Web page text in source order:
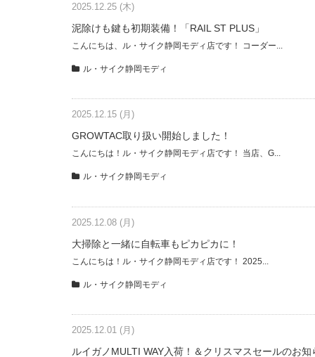
2025.12.25 (木)
泥除けも鍵も初期装備！「RAIL ST PLUS」
こんにちは、ル・サイク静岡モディ店です！ コーダー...
ル・サイク静岡モディ
2025.12.15 (月)
GROWTAC取り扱い開始しました！
こんにちは！ル・サイク静岡モディ店です！ 当店、G...
ル・サイク静岡モディ
2025.12.08 (月)
大掃除と一緒に自転車もピカピカに！
こんにちは！ル・サイク静岡モディ店です！ 2025...
ル・サイク静岡モディ
2025.12.01 (月)
ルイガノMULTI WAY入荷！＆クリスマスセールのお知